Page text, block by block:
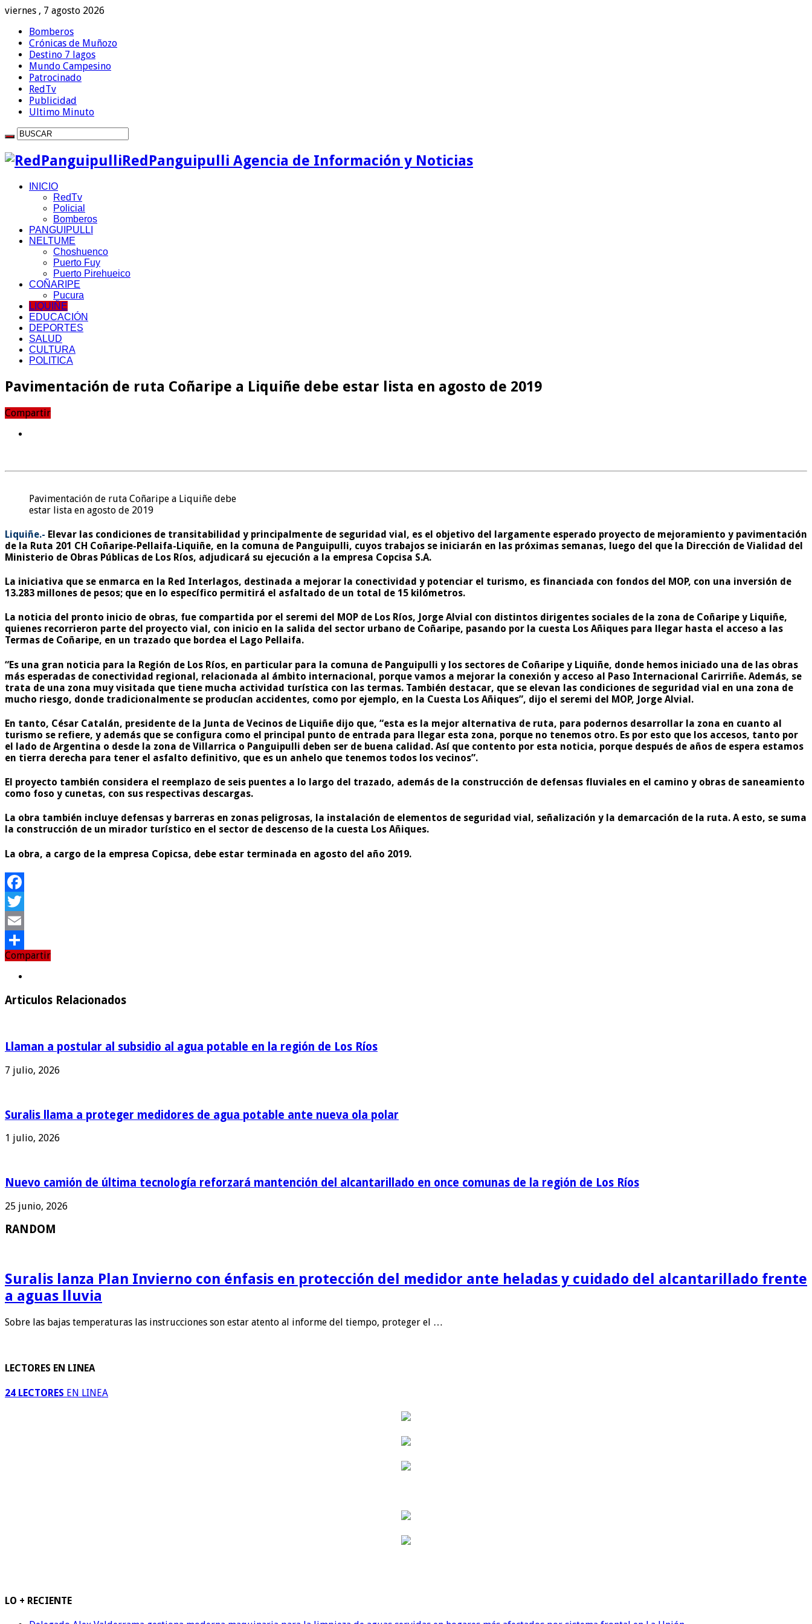
viernes , 7 agosto 2026
Bomberos
Crónicas de Muñozo
Destino 7 lagos
Mundo Campesino
Patrocinado
RedTv
Publicidad
Ultimo Minuto
RedPanguipulli Agencia de Información y Noticias
INICIO
RedTv
Policial
Bomberos
PANGUIPULLI
NELTUME
Choshuenco
Puerto Fuy
Puerto Pirehueico
COÑARIPE
Pucura
LIQUIÑE
EDUCACIÓN
DEPORTES
SALUD
CULTURA
POLITICA
Pavimentación de ruta Coñaripe a Liquiñe debe estar lista en agosto de 2019
Compartir
Pavimentación de ruta Coñaripe a Liquiñe debe
estar lista en agosto de 2019
Liquiñe.- Elevar las condiciones de transitabilidad y principalmente de seguridad vial, es el objetivo del largamente esperado proyecto de mejoramiento y pavimentación
de la Ruta 201 CH Coñaripe-Pellaifa-Liquiñe, en la comuna de Panguipulli, cuyos trabajos se iniciarán en las próximas semanas, luego del que la Dirección de Vialidad del
Ministerio de Obras Públicas de Los Ríos, adjudicará su ejecución a la empresa Copcisa S.A.
La iniciativa que se enmarca en la Red Interlagos, destinada a mejorar la conectividad y potenciar el turismo, es financiada con fondos del MOP, con una inversión de
13.283 millones de pesos; que en lo específico permitirá el asfaltado de un total de 15 kilómetros.
La noticia del pronto inicio de obras, fue compartida por el seremi del MOP de Los Ríos, Jorge Alvial con distintos dirigentes sociales de la zona de Coñaripe y Liquiñe,
quienes recorrieron parte del proyecto vial, con inicio en la salida del sector urbano de Coñaripe, pasando por la cuesta Los Añiques para llegar hasta el acceso a las
Termas de Coñaripe, en un trazado que bordea el Lago Pellaifa.
“Es una gran noticia para la Región de Los Ríos, en particular para la comuna de Panguipulli y los sectores de Coñaripe y Liquiñe, donde hemos iniciado una de las obras
más esperadas de conectividad regional, relacionada al ámbito internacional, porque vamos a mejorar la conexión y acceso al Paso Internacional Carirriñe. Además, se
trata de una zona muy visitada que tiene mucha actividad turística con las termas. También destacar, que se elevan las condiciones de seguridad vial en una zona de
mucho riesgo, donde tradicionalmente se producían accidentes, como por ejemplo, en la Cuesta Los Añiques”, dijo el seremi del MOP, Jorge Alvial.
En tanto, César Catalán, presidente de la Junta de Vecinos de Liquiñe dijo que, “esta es la mejor alternativa de ruta, para podernos desarrollar la zona en cuanto al
turismo se refiere, y además que se configura como el principal punto de entrada para llegar esta zona, porque no tenemos otro. Es por esto que los accesos, tanto por
el lado de Argentina o desde la zona de Villarrica o Panguipulli deben ser de buena calidad. Así que contento por esta noticia, porque después de años de espera estamos
en tierra derecha para tener el asfalto definitivo, que es un anhelo que tenemos todos los vecinos”.
El proyecto también considera el reemplazo de seis puentes a lo largo del trazado, además de la construcción de defensas fluviales en el camino y obras de saneamiento
como foso y cunetas, con sus respectivas descargas.
La obra también incluye defensas y barreras en zonas peligrosas, la instalación de elementos de seguridad vial, señalización y la demarcación de la ruta. A esto, se suma
la construcción de un mirador turístico en el sector de descenso de la cuesta Los Añiques.
La obra, a cargo de la empresa Copicsa, debe estar terminada en agosto del año 2019.
Facebook
Twitter
Email
Compartir
Compartir
Articulos Relacionados
Llaman a postular al subsidio al agua potable en la región de Los Ríos
7 julio, 2026
Suralis llama a proteger medidores de agua potable ante nueva ola polar
1 julio, 2026
Nuevo camión de última tecnología reforzará mantención del alcantarillado en once comunas de la región de Los Ríos
25 junio, 2026
RANDOM
Suralis lanza Plan Invierno con énfasis en protección del medidor ante heladas y cuidado del alcantarillado frente
a aguas lluvia
Sobre las bajas temperaturas las instrucciones son estar atento al informe del tiempo, proteger el …
LECTORES EN LINEA
24 LECTORES EN LINEA
LO + RECIENTE